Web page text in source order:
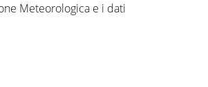
Meteorologica e i dati